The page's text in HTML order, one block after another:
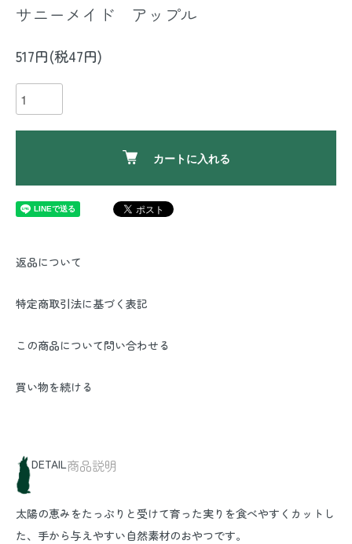
サニーメイド アップル
517円(税47円)
カートに入れる
返品について
特定商取引法に基づく表記
この商品について問い合わせる
買い物を続ける
DETAIL商品説明
太陽の恵みをたっぷりと受けて育った実りを食べやすくカットし
た、手から与えやすい自然素材のおやつです。